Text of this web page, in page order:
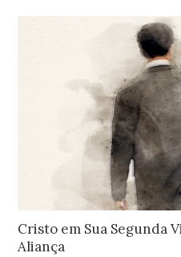
Cristo em Sua Segunda
Aliança